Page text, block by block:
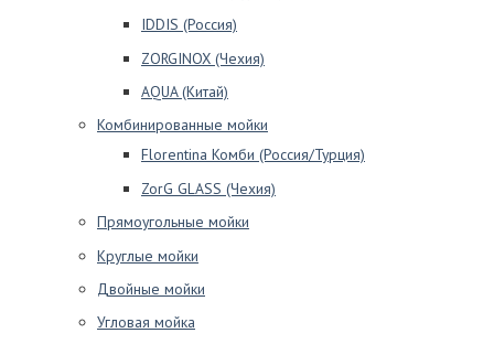
IDDIS (Россия)
ZORGINOX (Чехия)
AQUA (Китай)
Комбинированные мойки
Florentina Комби (Россия/Турция)
ZorG GLASS (Чехия)
Прямоугольные мойки
Круглые мойки
Двойные мойки
Угловая мойка